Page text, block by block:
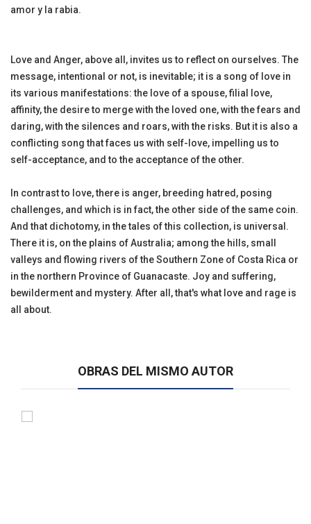
amor y la rabia.
Love and Anger, above all, invites us to reflect on ourselves. The
message, intentional or not, is inevitable; it is a song of love in
its various manifestations: the love of a spouse, filial love,
affinity, the desire to merge with the loved one, with the fears and
daring, with the silences and roars, with the risks. But it is also a
conflicting song that faces us with self-love, impelling us to
self-acceptance, and to the acceptance of the other.
In contrast to love, there is anger, breeding hatred, posing
challenges, and which is in fact, the other side of the same coin.
And that dichotomy, in the tales of this collection, is universal.
There it is, on the plains of Australia; among the hills, small
valleys and flowing rivers of the Southern Zone of Costa Rica or
in the northern Province of Guanacaste. Joy and suffering,
bewilderment and mystery. After all, that's what love and rage is
all about.
OBRAS DEL MISMO AUTOR